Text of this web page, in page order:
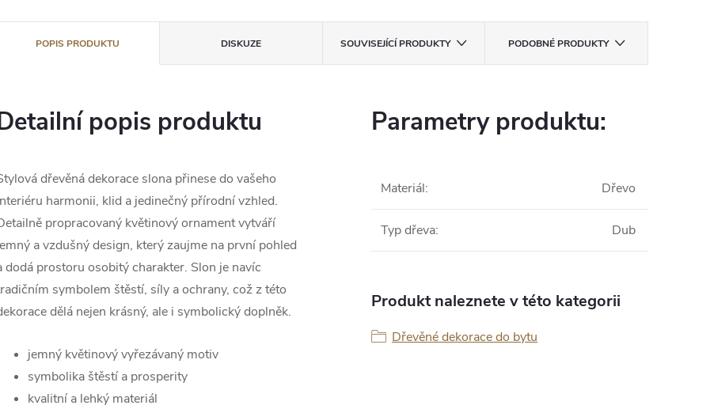
POPIS PRODUKTU DISKUZE SOUVISEJÍCÍ PRODUKTY PODOBNÉ PRODUKTY
popis produktu
dřevěná dekorace slona přinese do vašeho
harmonii, klid a jedinečný přírodní vzhled.
propracovaný květinový ornament vytváří
a vzdušný design, který zaujme na první pohled
dodá prostoru osobitý charakter. Slon je navíc
symbolem štěstí, síly a ochrany, což z této
dělá nejen krásný, ale i symbolický doplněk.
jemný květinový vyřezávaný motiv
symbolika štěstí a prosperity
kvalitní a lehký materiál
Parametry produktu:
Materiál: Dřevo
Typ dřeva: Dub
Produkt naleznete v této kategorii
Dřevěné dekorace do bytu